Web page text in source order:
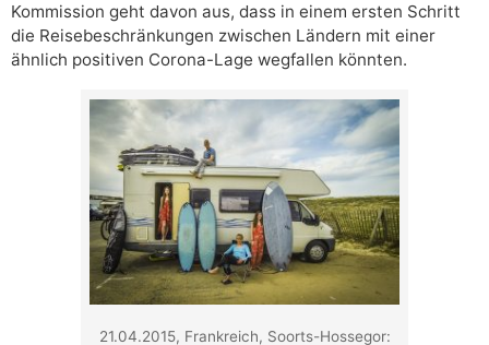
Kommission geht davon aus, dass in einem ersten Schritt
die Reisebeschränkungen zwischen Ländern mit einer
ähnlich positiven Corona-Lage wegfallen könnten.
21.04.2015, Frankreich, Soorts-Hossegor: